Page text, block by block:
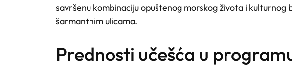
savršenu kombinaciju opuštenog morskog života i
šarmantnim ulicama.
prednosti učešća u